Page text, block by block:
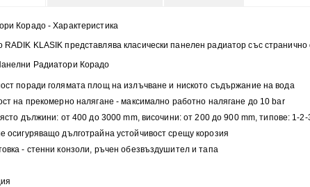
Корадо - Характеристика
KLASIK представлява класически панелен радиатор със
Радиатори Корадо
поради голямата площ на излъчване и ниското съдържание на вода
на прекомерно налягане - максимално работно налягане до 10 bar
дължини: от 400 до 3000 mm, височини:от 200 до 900 mm, типове: 1-2-
осигуряващо дълготрайна устойчивост срещу корозия
- стенни конзоли, ръчен обезвъздушител и тапа